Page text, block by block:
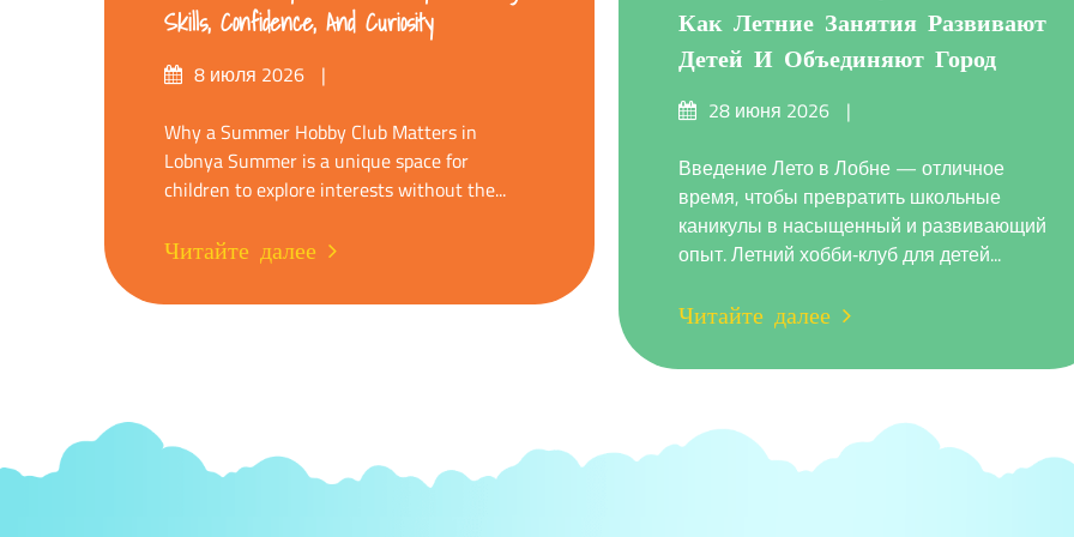
Skills, Confidence, And Curiosity
Опубликовано
8 июля 2026
Why a Summer Hobby Club Matters in
Lobnya Summer is a unique space for
children to explore interests without the...
Читайте далее
Как Летние Занятия Развивают
Детей И Объединяют Город
Опубликовано
28 июня 2026
Введение Лето в Лобне — отличное
время, чтобы превратить школьные
каникулы в насыщенный и развивающий
опыт. Летний хобби‑клуб для детей...
Читайте далее